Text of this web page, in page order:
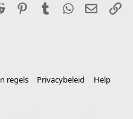
Reddit PinterestTumblr WhatsApp
E-mail
regels Privacybeleid
Help